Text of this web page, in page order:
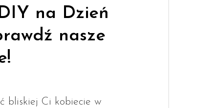
na Dzień
nasze
bliskiej Ci kobiecie w